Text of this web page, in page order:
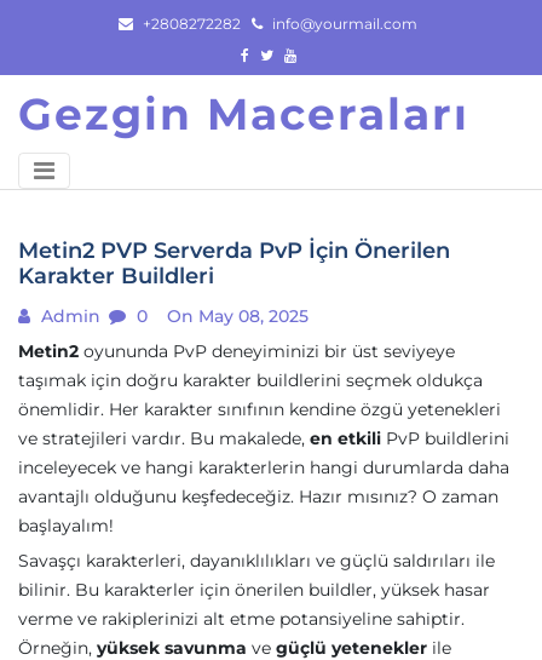
content
+2808272282 info@yourmail.com
Gezgin Maceraları
Metin2 PVP Serverda PvP İçin Önerilen
Karakter Buildleri
Admin 0
On May 08, 2025
Metin2 oyununda PvP deneyiminizi bir üst seviyeye
taşımak için doğru karakter buildlerini seçmek oldukça
önemlidir. Her karakter sınıfının kendine özgü yetenekleri
ve stratejileri vardır. Bu makalede, en etkili PvP buildlerini
inceleyecek ve hangi karakterlerin hangi durumlarda daha
avantajlı olduğunu keşfedeceğiz. Hazır mısınız? O zaman
başlayalım!
Savaşçı karakterleri, dayanıklılıkları ve güçlü saldırıları ile
bilinir. Bu karakterler için önerilen buildler, yüksek hasar
verme ve rakiplerinizi alt etme potansiyeline sahiptir.
Örneğin, yüksek savunma ve güçlü yetenekler ile